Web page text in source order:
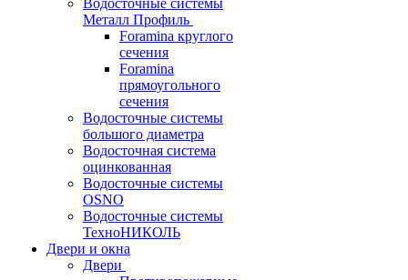
Водосточные системы
Металл Профиль
Foramina круглого
сечения
Foramina
прямоугольного
сечения
Водосточные системы
большого диаметра
Водосточная система
оцинкованная
Водосточные системы
OSNO
Водосточные системы
ТехноНИКОЛЬ
Двери и окна
Двери